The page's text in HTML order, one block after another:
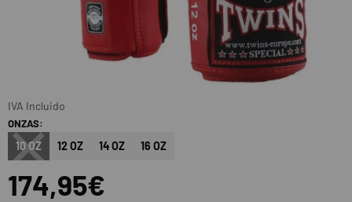
ONZAS:
10 OZ 12 OZ 14 OZ 16 OZ
174,95€
IVA Incluido